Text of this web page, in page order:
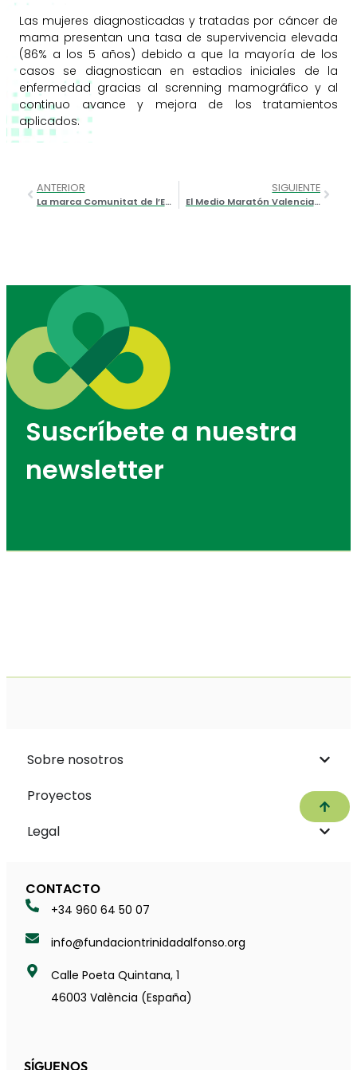
Las mujeres diagnosticadas y tratadas por cáncer de
mama presentan una tasa de supervivencia elevada
(86% a los 5 años) debido a que la mayoría de los
casos se diagnostican en estadios iniciales de la
enfermedad gracias al screnning mamográfico y al
continuo avance y mejora de los tratamientos
aplicados.
ANTERIOR
La marca Comunitat de l’Esport ya luce en las equipaciones autonómicas
SIGUIENTE
El Medio Maratón Valencia Trinidad Alfonso EDP se convierte en el más rápido del mundo
Suscríbete a nuestra
newsletter
Sobre nosotros
Proyectos
Legal
CONTACTO
+34 960 64 50 07
info@fundaciontrinidadalfonso.org
Calle Poeta Quintana, 1
46003 València (España)
SÍGUENOS